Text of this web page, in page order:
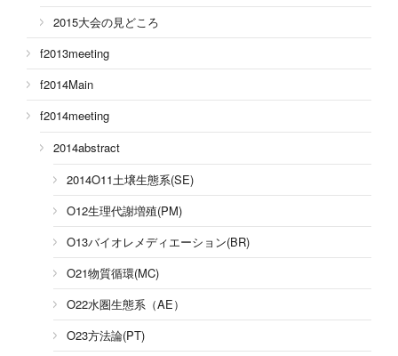
2015大会の見どころ
f2013meeting
f2014Main
f2014meeting
2014abstract
2014O11土壌生態系(SE)
O12生理代謝増殖(PM)
O13バイオレメディエーション(BR)
O21物質循環(MC)
O22水圏生態系（AE）
O23方法論(PT)